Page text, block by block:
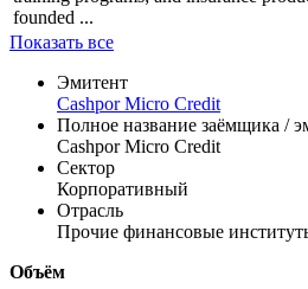
Cashpor Micro Credit provides
women in eastern U.P. and Bihar. It
education, financial literacy, and
training programs; and insurance
founded ...
Показать все
Эмитент
Cashpor Micro Credit
Полное название заёмщика /
Cashpor Micro Credit
Сектор
Корпоративный